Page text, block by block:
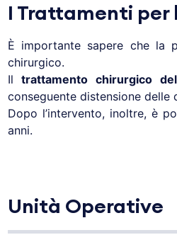
I Trattamenti
È importante sapere che la
chirurgico.
Iltrattamento chirurgico
conseguente distensione delle
Dopo l’intervento, inoltre, è
anni.
Unità Operative